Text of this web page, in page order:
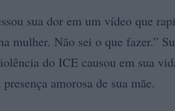
sua dor em um vídeo que
mulher. Não sei o que fazer.”
do ICE causou em sua
amorosa de sua mãe.